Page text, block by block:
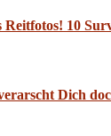
Reitfotos! 10
Dich